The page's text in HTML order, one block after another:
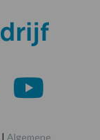
| Algemene